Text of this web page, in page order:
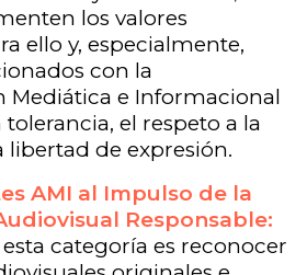
los valores
ello y, especialmente,
con la
Mediática e Informacional
el respeto a la
libertad de expresión.
AMI al Impulso de la
Responsable:
categoría es reconocer